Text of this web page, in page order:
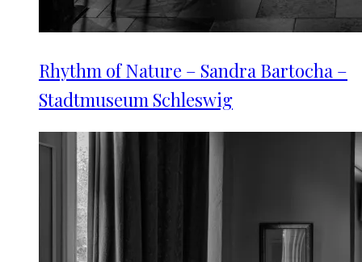
Rhythm of Nature – Sandra Bartocha –
Stadtmuseum Schleswig